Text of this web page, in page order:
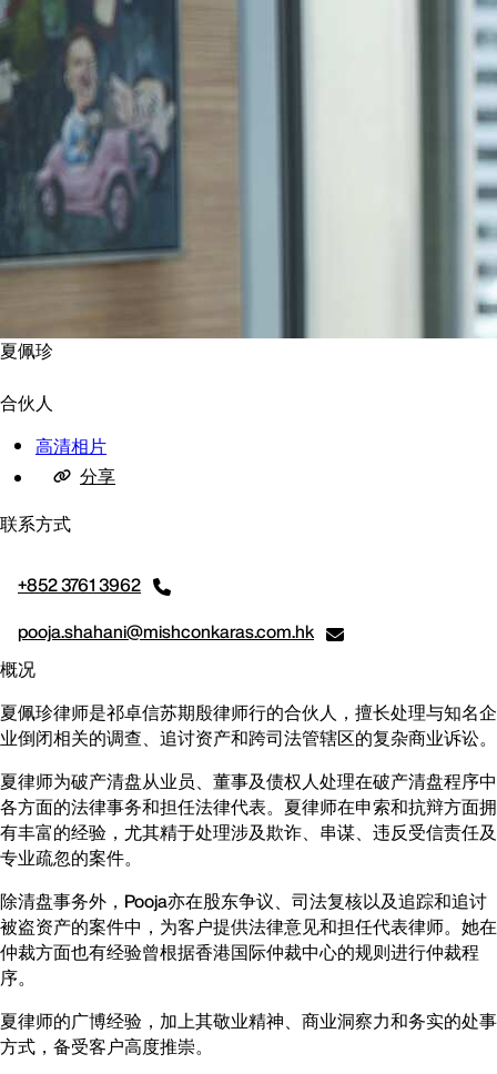
夏佩珍
合伙人
高清相片
分享
联系方式
+852 3761 3962
pooja.shahani@mishconkaras.com.hk
概况
夏佩珍律师是祁卓信苏期殷律师行的合伙人，擅长处理与知名企
业倒闭相关的调查、追讨资产和跨司法管辖区的复杂商业诉讼。
夏律师为破产清盘从业员、董事及债权人处理在破产清盘程序中
各方面的法律事务和担任法律代表。夏律师在申索和抗辩方面拥
有丰富的经验，尤其精于处理涉及欺诈、串谋、违反受信责任及
专业疏忽的案件。
除清盘事务外，Pooja亦在股东争议、司法复核以及追踪和追讨
被盗资产的案件中，为客户提供法律意见和担任代表律师。她在
仲裁方面也有经验曾根据香港国际仲裁中心的规则进行仲裁程
序。
夏律师的广博经验，加上其敬业精神、商业洞察力和务实的处事
方式，备受客户高度推崇。